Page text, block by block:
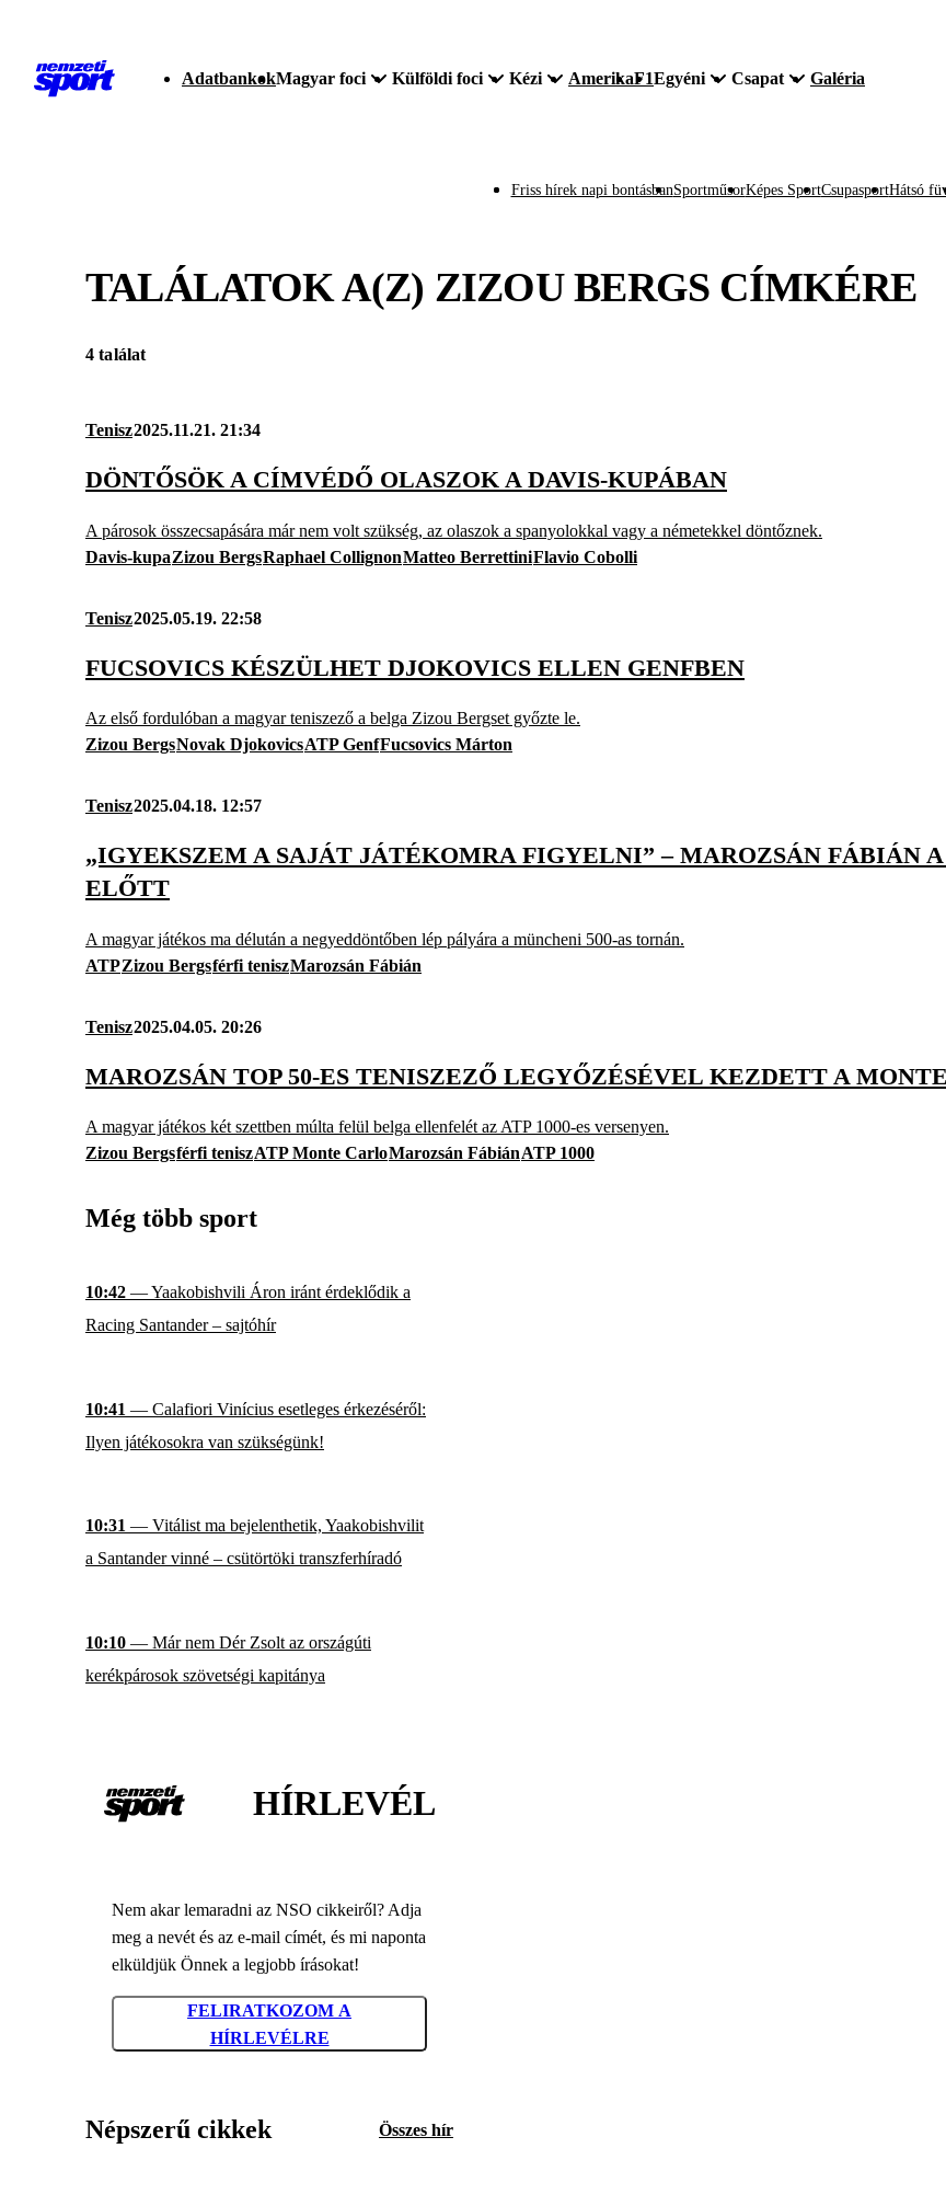
AdatbankokMagyar foci Külföldi foci Kézi AmerikaF1Egyéni Csapat Galéria
Friss hírek napi bontásbanSportműsorKépes SportCsupasportHátsó
TALÁLATOK A(Z) ZIZOU BERGS CÍMKÉRE
4 találat
Tenisz2025.11.21. 21:34
DÖNTŐSÖK A CÍMVÉDŐ OLASZOK A DAVIS-KUPÁBAN
A párosok összecsapására már nem volt szükség, az olaszok a spanyolokkal vagy a németekkel döntőznek.
Davis-kupaZizou BergsRaphael CollignonMatteo BerrettiniFlavio Cobolli
Tenisz2025.05.19. 22:58
FUCSOVICS KÉSZÜLHET DJOKOVICS ELLEN GENFBEN
Az első fordulóban a magyar teniszező a belga Zizou Bergset győzte le.
Zizou BergsNovak DjokovicsATP GenfFucsovics Márton
Tenisz2025.04.18. 12:57
„IGYEKSZEM A SAJÁT JÁTÉKOMRA FIGYELNI” – MAROZSÁN FÁBIÁN
ELŐTT
A magyar játékos ma délután a negyeddöntőben lép pályára a müncheni 500-as tornán.
ATPZizou Bergsférfi teniszMarozsán Fábián
Tenisz2025.04.05. 20:26
MAROZSÁN TOP 50-ES TENISZEZŐ LEGYŐZÉSÉVEL KEZDETT A
A magyar játékos két szettben múlta felül belga ellenfelét az ATP 1000-es versenyen.
Zizou Bergsférfi teniszATP Monte CarloMarozsán FábiánATP 1000
Még több sport
10:42 — Yaakobishvili Áron iránt érdeklődik a
Racing Santander – sajtóhír
10:41 — Calafiori Vinícius esetleges érkezéséről:
Ilyen játékosokra van szükségünk!
10:31 — Vitálist ma bejelenthetik, Yaakobishvilit
a Santander vinné – csütörtöki transzferhíradó
10:10 — Már nem Dér Zsolt az országúti
kerékpárosok szövetségi kapitánya
HÍRLEVÉL
Nem akar lemaradni az NSO cikkeiről? Adja
meg a nevét és az e-mail címét, és mi naponta
elküldjük Önnek a legjobb írásokat!
FELIRATKOZOM A
HÍRLEVÉLRE
Népszerű cikkek Összes hír